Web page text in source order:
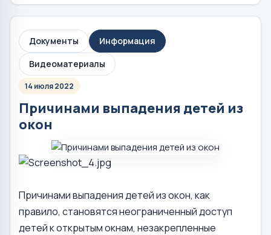
Документы
Информация
Видеоматериалы
14 июля 2022
Причинами выпадения детей из
окон
Причинами выпадения детей из окон, как
правило, становятся неограниченный доступ
детей к открытым окнам, незакрепленные